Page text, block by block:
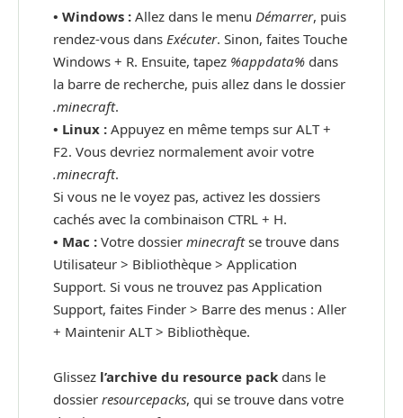
• Windows : Allez dans le menu Démarrer, puis
rendez-vous dans Exécuter. Sinon, faites Touche
Windows + R. Ensuite, tapez %appdata% dans
la barre de recherche, puis allez dans le dossier
.minecraft.
• Linux : Appuyez en même temps sur ALT +
F2. Vous devriez normalement avoir votre
.minecraft.
Si vous ne le voyez pas, activez les dossiers
cachés avec la combinaison CTRL + H.
• Mac : Votre dossier minecraftse trouve dans
Utilisateur > Bibliothèque > Application
Support. Si vous ne trouvez pas Application
Support, faites Finder > Barre des menus : Aller
+ Maintenir ALT > Bibliothèque.
Glissez l’archive du resource pack dans le
dossier resourcepacks, qui se trouve dans votre